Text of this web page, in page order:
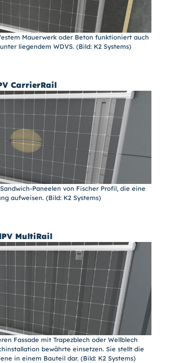
Mauerwerk oder Beton funktioniert auch
liegendem WDVS. (Bild: K2 Systems)
CarrierRail
Paneelen von Fischer Profil, die eine
aufweisen. (Bild: K2 Systems)
MultiRail
Fassade mit Trapezblech oder Wellblech
bewährte einsetzen. Sie stellt die
in einem Bauteil dar. (Bild: K2 Systems)